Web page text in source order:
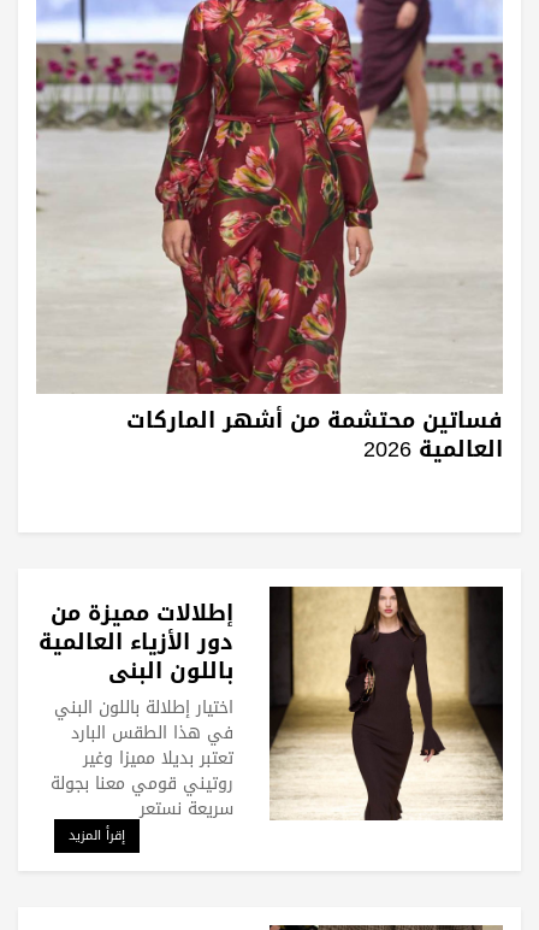
فساتين محتشمة من أشهر الماركات
العالمية 2026
إطلالات مميزة من
دور الأزياء العالمية
باللون البني
لموسم الاحتفالات
اختيار إطلالة باللون البني
في هذا الطقس البارد
تعتبر بديلا مميزا وغير
روتيني قومي معنا بجولة
سريعة نستعر
إقرأ المزيد